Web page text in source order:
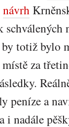
návrh
totiž bylo
za
peníze a
nadále